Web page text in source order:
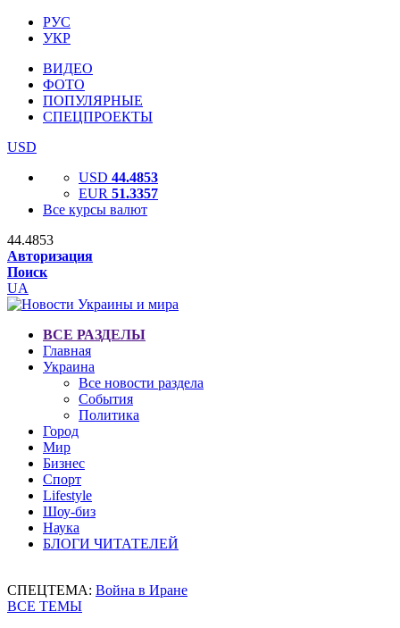
РУС
УКР
ВИДЕО
ФОТО
ПОПУЛЯРНЫЕ
СПЕЦПРОЕКТЫ
USD
USD 44.4853
EUR 51.3357
Все курсы валют
44.4853
Авторизация
Поиск
UA
ВСЕ РАЗДЕЛЫ
Главная
Украина
Все новости раздела
События
Политика
Город
Мир
Бизнес
Спорт
Lifestyle
Шоу-биз
Наука
БЛОГИ ЧИТАТЕЛЕЙ
СПЕЦТЕМА: Война в Иране
ВСЕ ТЕМЫ